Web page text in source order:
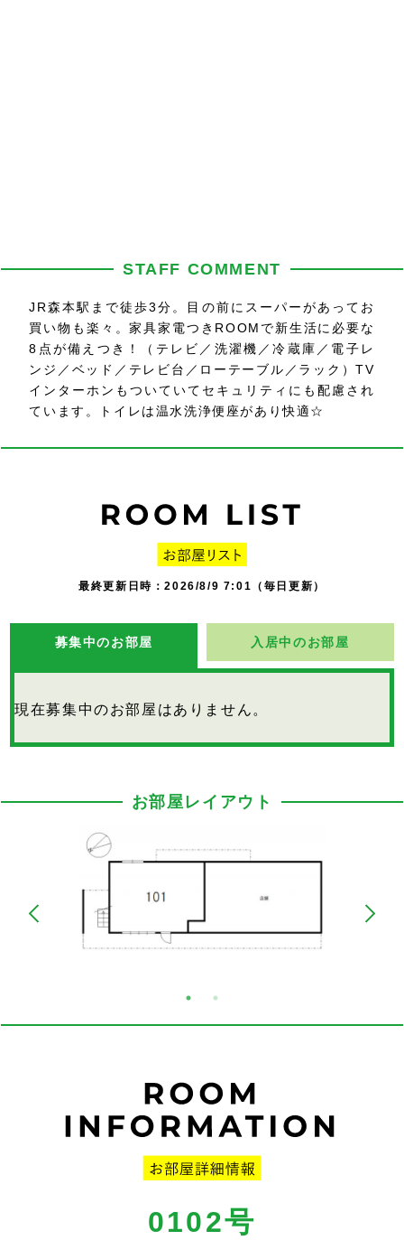
STAFF COMMENT
JR森本駅まで徒歩3分。目の前にスーパーがあってお
買い物も楽々。家具家電つきROOMで新生活に必要な
8点が備えつき！（テレビ／洗濯機／冷蔵庫／電子レ
ンジ／ベッド／テレビ台／ローテーブル／ラック）TV
インターホンもついていてセキュリティにも配慮され
ています。トイレは温水洗浄便座があり快適☆
最終更新日時：2026/8/9 7:01（毎日更新）
募集中のお部屋 入居中のお部屋
現在募集中のお部屋はありません。
お部屋レイアウト
0102号